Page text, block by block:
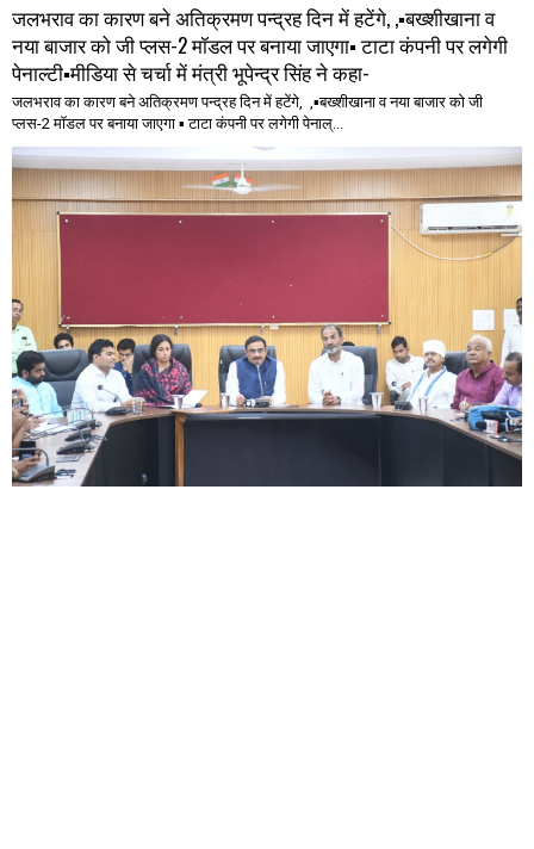
जलभराव का कारण बने अतिक्रमण पन्द्रह दिन में हटेंगे, ,▪️बख्शीखाना व
नया बाजार को जी प्लस-2 मॉडल पर बनाया जाएगा▪️ टाटा कंपनी पर लगेगी
पेनाल्टी▪️मीडिया से चर्चा में मंत्री भूपेन्द्र सिंह ने कहा-
जलभराव का कारण बने अतिक्रमण पन्द्रह दिन में हटेंगे, ,▪️बख्शीखाना व नया बाजार को जी
प्लस-2 मॉडल पर बनाया जाएगा ▪️ टाटा कंपनी पर लगेगी पेनाल्...